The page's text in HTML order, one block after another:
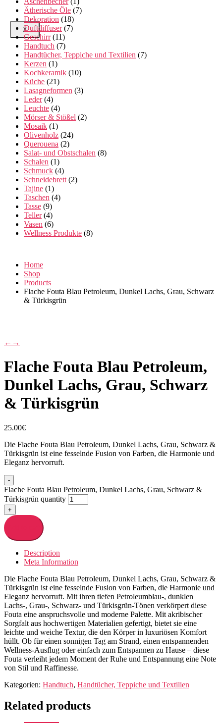
X
Ätherische Öle (7)
Dekoration (18)
Duftdiffuser (7)
Geschirr (11)
Handtuch (7)
Handtücher, Teppiche und Textilien (7)
Kerzen (1)
Kochkeramik (10)
Küche (21)
Lasagneformen (3)
Leder (4)
Leuchte (4)
Mörser & Stößel (2)
Mosaik (1)
Olivenholz (24)
Querouena (2)
Salat- und Obstschalen (8)
Schalen (1)
Schmuck (4)
Schneidebrett (2)
Tajine (1)
Taschen (4)
Tasse (9)
Teller (4)
Vasen (6)
Wellness Produkte (8)
Home
Shop
Products
Flache Fouta Blau Petroleum, Dunkel Lachs, Grau, Schwarz
& Türkisgrün
← →
Flache Fouta Blau Petroleum,
Dunkel Lachs, Grau, Schwarz
& Türkisgrün
25.00€
Die Flache Fouta Blau Petroleum, Dunkel Lachs, Grau, Schwarz &
Türkisgrün ist eine fesselnde Fusion von Farben, die Harmonie und
Eleganz hervorruft.
-
Flache Fouta Blau Petroleum, Dunkel Lachs, Grau, Schwarz &
Türkisgrün quantity
+
Description
Meta Information
Die Flache Fouta Blau Petroleum, Dunkel Lachs, Grau, Schwarz &
Türkisgrün ist eine fesselnde Fusion von Farben, die Harmonie und
Eleganz hervorruft. Mit ihren tiefen Petroleumblau-, dunklen
Lachs-, Grau-, Schwarz- und Türkisgrün-Tönen verkörpert diese
Fouta eine anspruchsvolle und moderne Palette. Mit akribischer
Sorgfalt aus hochwertigen Materialien gefertigt, bietet sie eine
leichte und weiche Textur, die den Körper in luxuriösen Komfort
hüllt. Ob für einen sonnigen Tag am Strand, einen entspannenden
Wellness-Ausflug oder einfach zum Entspannen zu Hause – diese
Fouta verleiht jedem Moment der Ruhe und Entspannung eine Note
von Stil und Raffinesse.
Kategorien: Handtuch, Handtücher, Teppiche und Textilien
Related products